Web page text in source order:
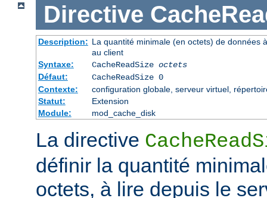
Directive
Description: La quantité minimale (en octets) de données
au client
Syntaxe:
CacheReadSize octets
Défaut:
CacheReadSize 0
Contexte:
configuration globale, serveur virtuel,
Statut:
Extension
Module:
mod_cache_disk
La directive
définir la quantité
octets, à lire depuis le